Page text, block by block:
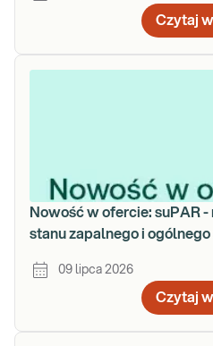
Czytaj
Nowość w ofercie: suPAR
stanu zapalnego i
09 lipca 2026
Czytaj